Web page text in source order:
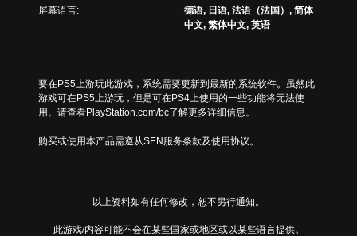
屏幕语言:
德语, 日语, 法语（法国）, 简体
中文, 繁体中文, 英语
要在PS5上游玩此游戏，系统需要更新到最新的系统软件。虽然此
游戏可在PS5上游玩，但是可在PS4上使用的一些功能将无法使
用。请查看PlayStation.com/bc了解更多详细信息。
购买或使用本产品需遵从SEN服务条款及使用协议。
以上资料如有任何修改，恕不另行通知。
此游戏/内容可能不会在某些国家或地区或以某些语言提供。